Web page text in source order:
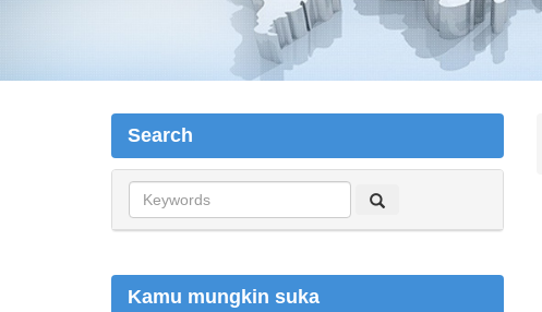
Search
e
a
c
h
Kamu mungkin suka